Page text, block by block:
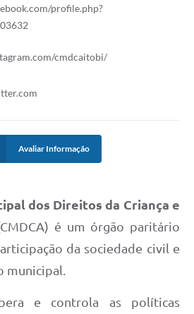
profile.php?
cmdcaitobi/
Avaliar Informação
dos Direitos da Criança e
é um órgão paritário
da sociedade civil e
municipal.
e controla as políticas